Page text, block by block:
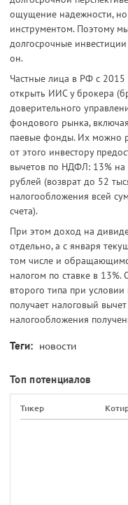
ощущение надежности, но
инструментом. Поэтому
долгосрочные
он.
Частные лица в РФ с
открыть ИИС у брокера
доверительного
фондового рынка,
паевые фонды. Их можно
от этого инвестору
вычетов по НДФЛ: 13% на
рублей (возврат до 52
налогообложения всей
счета).
При этом доход на
отдельно, а с января
том числе и
налогом по ставке в
второго типа при
получает налоговый
налогообложения
Теги: новости
Топ потенциалов
Тикер